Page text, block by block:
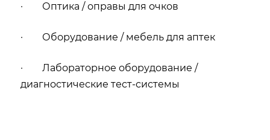
· Оптика / оправы для очков
· Оборудование / мебель для аптек
· Лабораторное оборудование /
диагностические тест-системы